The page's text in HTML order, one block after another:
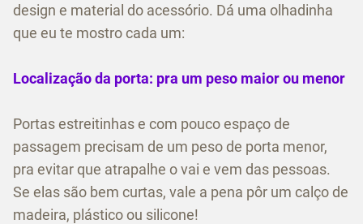
design e material do acessório. Dá uma olhadinha
que eu te mostro cada um:
Localização da porta: pra um peso maior ou menor
Portas estreitinhas e com pouco espaço de
passagem precisam de um peso de porta menor,
pra evitar que atrapalhe o vai e vem das pessoas.
Se elas são bem curtas, vale a pena pôr um calço de
madeira, plástico ou silicone!